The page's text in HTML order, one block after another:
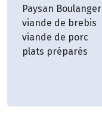
Paysan Boulanger
viande de brebis
viande de porc
plats préparés